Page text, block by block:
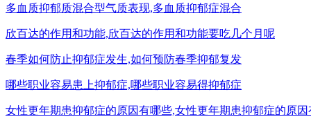
多血质抑郁质混合型气质表现,多血质抑郁症混合
欣百达的作用和功能,欣百达的作用和功能要吃几个月呢
春季如何防止抑郁症发生,如何预防春季抑郁复发
哪些职业容易患上抑郁症,哪些职业容易得抑郁症
女性更年期患抑郁症的原因有哪些,女性更年期患抑郁症的原